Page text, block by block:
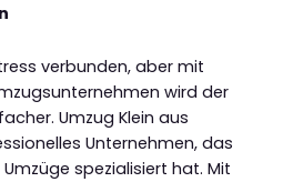
verbunden, aber mit
wird der
Umzug Klein aus
Unternehmen, das
spezialisiert hat. Mit